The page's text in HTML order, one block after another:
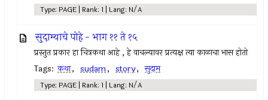
Type: PAGE | Rank: 1 | Lang: N/A
सुदाम्याचे पोहे - भाग ११ ते १५
प्रस्तुत प्रकार हा चित्रकथा आहे , हे वाचल्यावर प्रत्यक्ष त्या काळाचा भास होतो
Tags: कथा, sudam, story, सुदाम
Type: PAGE | Rank: 1 | Lang: N/A